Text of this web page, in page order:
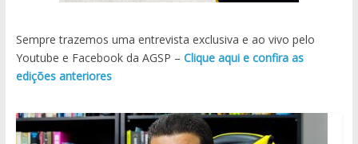
Sempre trazemos uma entrevista exclusiva e ao vivo pelo
Youtube e Facebook da AGSP – Clique aqui e confira as
edições anteriores